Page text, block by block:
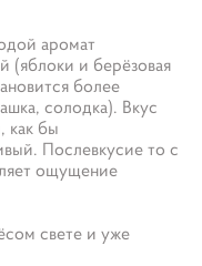
аромат
(яблоки и берёзовая
более
солодка). Вкус
как бы
Послевкусие то с
ощущение
свете и уже